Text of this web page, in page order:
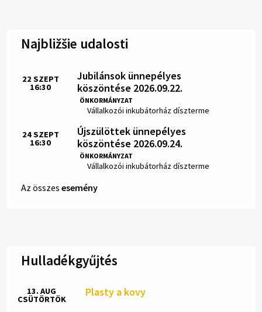
Najbližšie udalosti
Jubilánsok ünnepélyes
köszöntése 2026.09.22.
ÖNKORMÁNYZAT
Hely:
Vállalkozói inkubátorház díszterme
Idő:
22 SZEPT
16:30
Újszülöttek ünnepélyes
köszöntése 2026.09.24.
ÖNKORMÁNYZAT
Hely:
Vállalkozói inkubátorház díszterme
Idő:
24SZEPT
16:30
Az összes esemény
Hulladékgyűjtés
Plasty a kovy
13. AUG
CSÜTÖRTÖK